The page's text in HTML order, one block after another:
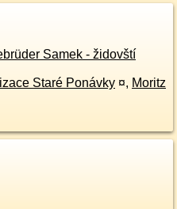
Samek - židovští
Staré Ponávky ¤, Moritz